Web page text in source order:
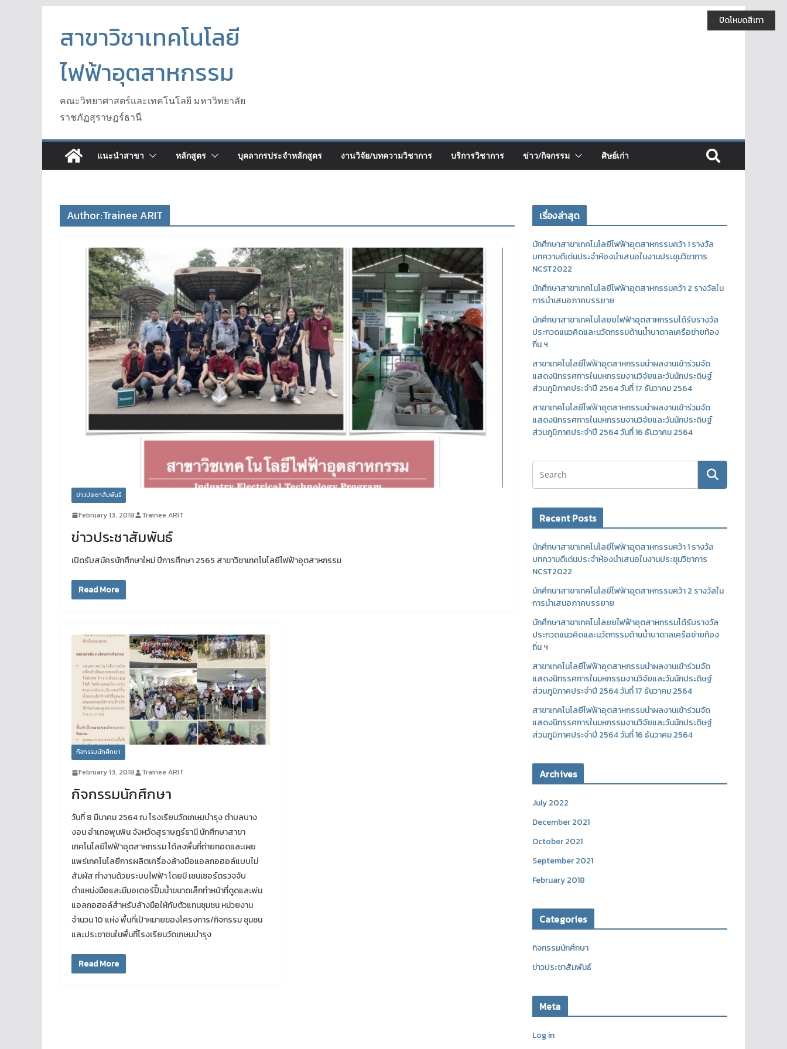
contentสาขาวิชาเทคโนโลยี
ไฟฟ้าอุตสาหกรรม
คณะวิทยาศาสตร์และเทคโนโลยี มหาวิทยาลัย
ราชภัฏสุราษฎร์ธานี
แนะนำสาขา หลักสูตร บุคลากรประจำหลักสูตร งานวิจัย/บทความวิชาการ บริการวิชาการ ข่าว/กิจกรรม ศิษย์เก่า
Author:Trainee ARIT
ข่าวประชาสัมพันธ์
February 13, 2018 Trainee ARIT
ข่าวประชาสัมพันธ์
เปิดรับสมัครนักศึกษาใหม่ ปีการศึกษา 2565 สาขาวิชาเทคโนโลยีไฟฟ้าอุตสาหกรรม
Read More
กิจกรรมนักศึกษา
February 13, 2018 Trainee ARIT
กิจกรรมนักศึกษา
วันที่ 8 มีนาคม 2564 ณ โรงเรียนวัดเกษมบำรุง ตำบลบาง
งอน อำเภอพุนพิน จังหวัดสุราษฎร์ธานี นักศึกษาสาขา
เทคโนโลยีไฟฟ้าอุตสาหกรรม ได้ลงพื้นที่ถ่ายทอดและเผย
แพร่เทคโนโลยีการผลิตเครื่องล้างมือแอลกอฮอล์แบบไม่
สัมผัส ทำงานด้วยระบบไฟฟ้า โดยมี เซนเซอร์ตรวจจับ
ตำแหน่งมือและมีมอเตอร์ปั๊มน้ำขนาดเล็กทำหน้าที่ดูดและพ่น
แอลกอฮอล์สำหรับล้างมือให้กับตัวแทนชุมชน หน่วยงาน
จำนวน 10 แห่ง พื้นที่เป้าหมายของโครงการ/กิจกรรม ชุมชน
และประชาชนในพื้นที่โรงเรียนวัดเกษมบำรุง
Read More
เรื่องล่าสุด
นักศึกษาสาขาเทคโนโลยีไฟฟ้าอุตสาหกรรมคว้า 1 รางวัล
บทความดีเด่นประจำห้องนำเสนอในงานประชุมวิชาการ
NCST2022
นักศึกษาสาขาเทคโนโลยีไฟฟ้าอุตสาหกรรมคว้า 2 รางวัลใน
การนำเสนอภาคบรรยาย
นักศึกษาสาขาเทคโนโลยยไฟฟ้าอุตสาหกรรมได้รับรางวัล
ประกวดแนวคิดและนวัตกรรมด้านน้ำบาดาลเครือข่ายท้อง
ถิ่น ฯ
สาขาเทคโนโลยีไฟฟ้าอุตสาหกรรมนำผลงานเข้าร่วมจัด
แสดงนิทรรศการในมหกรรมงานวิจัยและวันนักประดิษฐ์
ส่วนภูมิภาคประจำปี 2564 วันที่ 17 ธันวาคม 2564
สาขาเทคโนโลยีไฟฟ้าอุตสาหกรรมนำผลงานเข้าร่วมจัด
แสดงนิทรรศการในมหกรรมงานวิจัยและวันนักประดิษฐ์
ส่วนภูมิภาคประจำปี 2564 วันที่ 16 ธันวาคม 2564
Recent Posts
นักศึกษาสาขาเทคโนโลยีไฟฟ้าอุตสาหกรรมคว้า 1 รางวัล
บทความดีเด่นประจำห้องนำเสนอในงานประชุมวิชาการ
NCST2022
นักศึกษาสาขาเทคโนโลยีไฟฟ้าอุตสาหกรรมคว้า 2 รางวัลใน
การนำเสนอภาคบรรยาย
นักศึกษาสาขาเทคโนโลยยไฟฟ้าอุตสาหกรรมได้รับรางวัล
ประกวดแนวคิดและนวัตกรรมด้านน้ำบาดาลเครือข่ายท้อง
ถิ่น ฯ
สาขาเทคโนโลยีไฟฟ้าอุตสาหกรรมนำผลงานเข้าร่วมจัด
แสดงนิทรรศการในมหกรรมงานวิจัยและวันนักประดิษฐ์
ส่วนภูมิภาคประจำปี 2564 วันที่ 17 ธันวาคม 2564
สาขาเทคโนโลยีไฟฟ้าอุตสาหกรรมนำผลงานเข้าร่วมจัด
แสดงนิทรรศการในมหกรรมงานวิจัยและวันนักประดิษฐ์
ส่วนภูมิภาคประจำปี 2564 วันที่ 16 ธันวาคม 2564
Archives
July 2022
December 2021
October 2021
September 2021
February 2018
Categories
กิจกรรมนักศึกษา
ข่าวประชาสัมพันธ์
Meta
Log in
ปิดโหมดสีเทา